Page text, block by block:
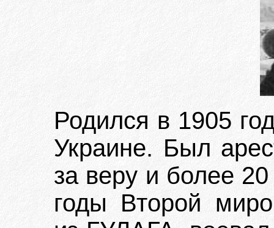
Родился в 1905
Украине. Был
за веру и более
годы Второй